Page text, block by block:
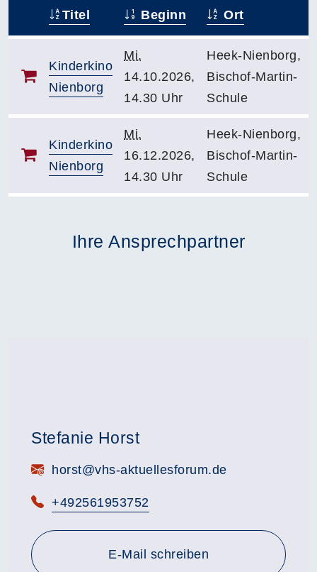
Titel Beginn Ort
Kinderkino
Nienborg
Mi.
14.10.2026,
14.30 Uhr
Heek-Nienborg,
Bischof-Martin-
Schule
Kinderkino
Nienborg
Mi.
16.12.2026,
14.30 Uhr
Heek-Nienborg,
Bischof-Martin-
Schule
Ihre Ansprechpartner
Stefanie Horst
E-Mail:horst@vhs-aktuellesforum.de
Telefon:
+492561953752
E-Mail schreiben